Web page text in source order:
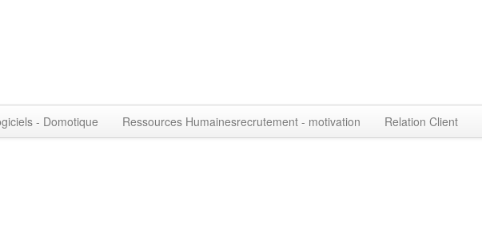
- Domotique Ressources Humainesrecrutement - motivation Relation Client